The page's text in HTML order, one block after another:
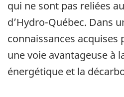
qui ne sont pas reliées
d’Hydro-Québec. Dans
connaissances
une voie avantageuse à
énergétique et la